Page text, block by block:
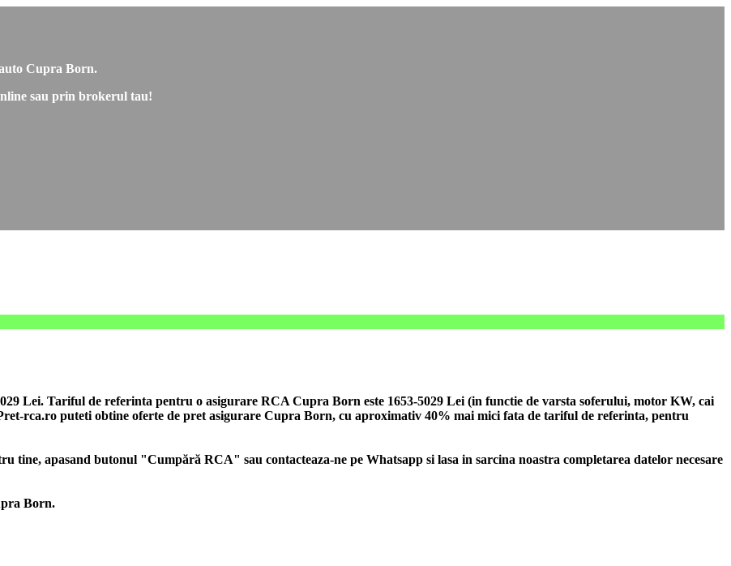
Cupra Born.
sau prin brokerul tau!
Lei. Tariful de referinta pentru o asigurare RCA Cupra Born este 1653-5029 Lei (in functie de varsta soferului, motor KW, cai
rca.ro puteti obtine oferte de pret asigurare Cupra Born, cu aproximativ 40% mai mici fata de tariful de referinta, pentru
apasand butonul "Cumpără RCA" sau contacteaza-ne pe Whatsapp si lasa in sarcina noastra completarea datelor necesare
Born.